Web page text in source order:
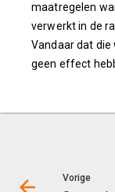
maatregelen
verwerkt in de
Vandaar dat die
geen effect
Vorige